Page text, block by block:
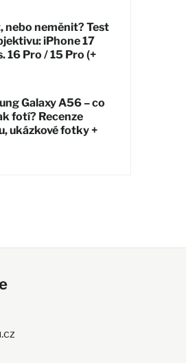
nebo neměnit? Test
iPhone 17
16 Pro / 15 Pro (+
Galaxy A56 – co
fotí? Recenze
ukázkové fotky +